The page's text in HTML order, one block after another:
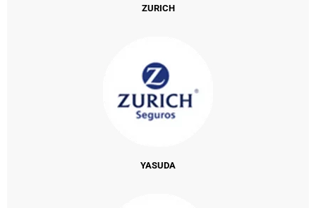
ZURICH
YASUDA